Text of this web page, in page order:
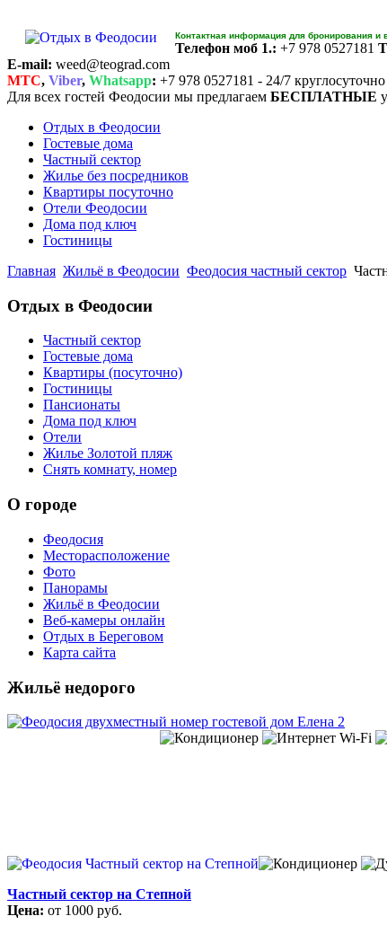
Контактная информация для бронирования и
Телефон моб 1.: +7 978 0527181
E-mail: weed@teograd.com
MTC, Viber, Whatsapp: +7 978 0527181 - 24/7 круглосуточно
Для всех гостей Феодосии мы предлагаем БЕСПЛАТНЫЕ
Отдых в Феодосии
Гостевые дома
Частный сектор
Жилье без посредников
Квартиры посуточно
Отели Феодосии
Дома под ключ
Гостиницы
Главная Жильё в Феодосии Феодосия частный сектор
Отдых в Феодосии
Частный сектор
Гостевые дома
Квартиры (посуточно)
Гостиницы
Пансионаты
Дома под ключ
Отели
Жилье Золотой пляж
Снять комнату, номер
О городе
Феодосия
Месторасположение
Фото
Панорамы
Жильё в Феодосии
Веб-камеры онлайн
Отдых в Береговом
Карта сайта
Жильё недорого
Частный сектор на Степной
Цена: от 1000 руб.